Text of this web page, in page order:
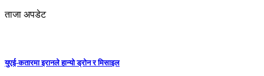
ताजा अपडेट
युएई-कतारमा इरानले हान्यो ड्रोन र मिसाइल